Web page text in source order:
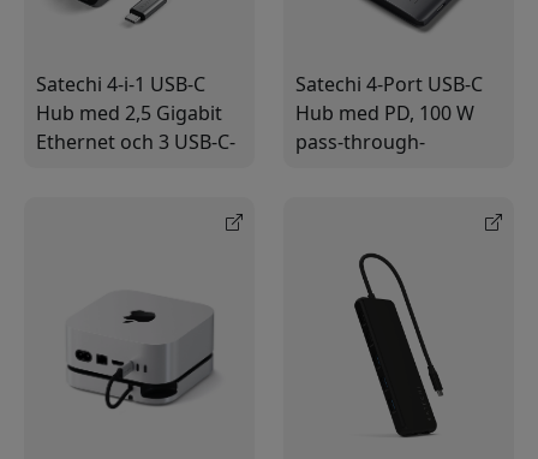
Satechi 4-i-1 USB-C
Hub med 2,5 Gigabit
Ethernet och 3 USB-C-
Satechi 4-Port USB-C
Hub med PD, 100 W
pass-through-